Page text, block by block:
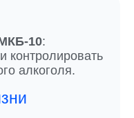
10:
контролировать
алкоголя.